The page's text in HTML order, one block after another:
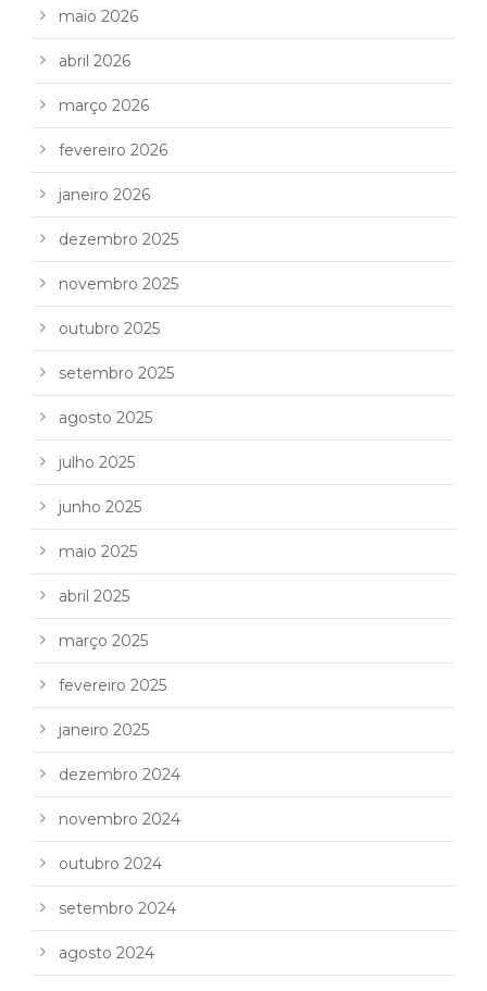
maio 2026
abril 2026
março 2026
fevereiro 2026
janeiro 2026
dezembro 2025
novembro 2025
outubro 2025
setembro 2025
agosto 2025
julho 2025
junho 2025
maio 2025
abril 2025
março 2025
fevereiro 2025
janeiro 2025
dezembro 2024
novembro 2024
outubro 2024
setembro 2024
agosto 2024